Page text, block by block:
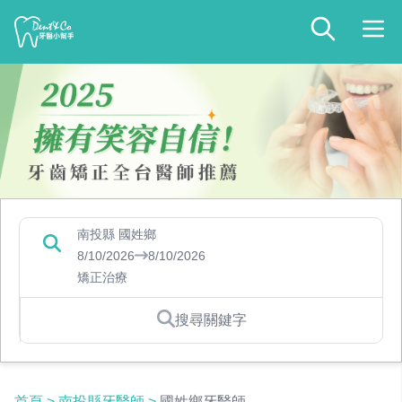
南投縣 國姓鄉
8/10/2026
8/10/2026
矯正治療
搜尋關鍵字